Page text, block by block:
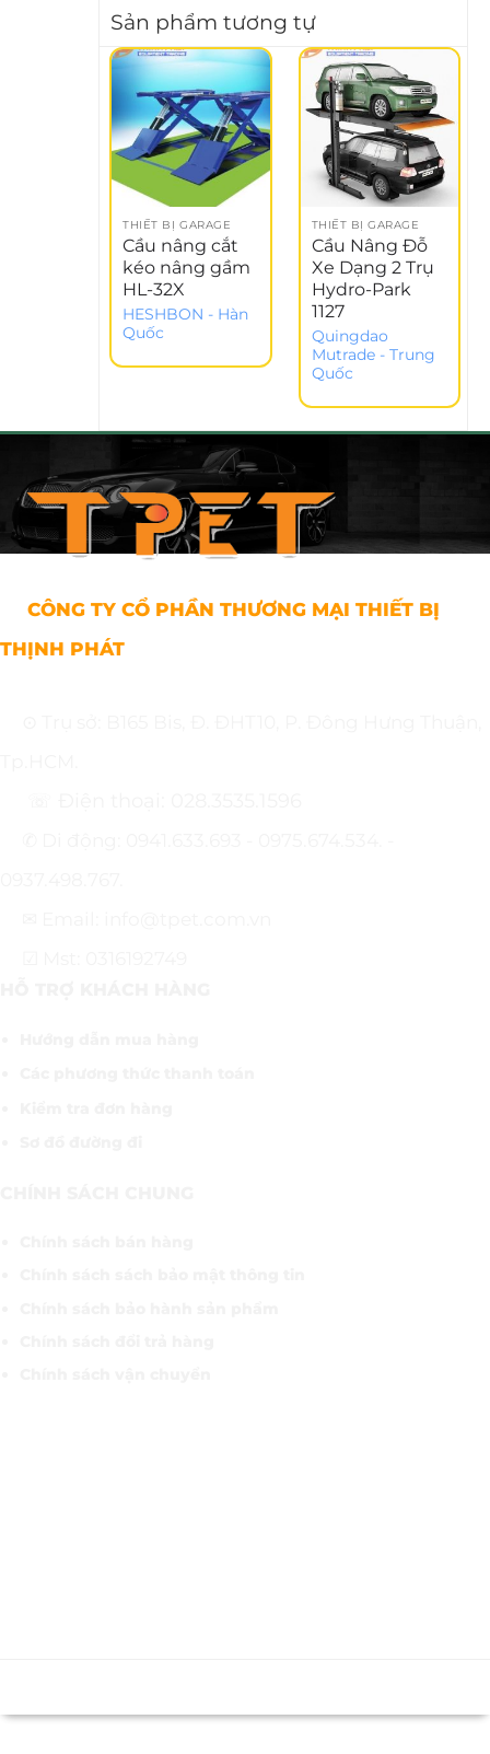
Sản phẩm tương tự
THIẾT BỊ GARAGE
Cầu nâng cắt
kéo nâng gầm
HL-32X
HESHBON - Hàn
Quốc
THIẾT BỊ GARAGE
Cầu Nâng Đỗ
Xe Dạng 2 Trụ
Hydro-Park
1127
Quingdao
Mutrade - Trung
Quốc
CÔNG TY CỔ PHẦN THƯƠNG MẠI THIẾT BỊ
THỊNH PHÁT